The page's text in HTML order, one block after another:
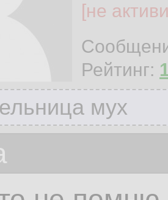
[не
Рейтинг:
мух